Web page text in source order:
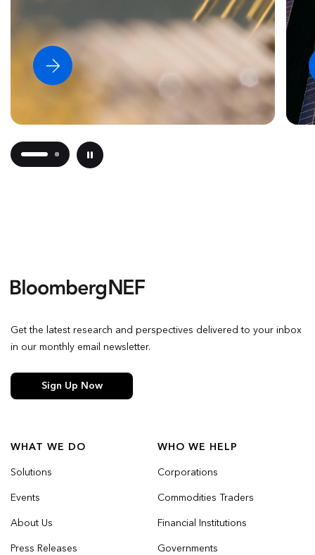
WHAT WE DO
Solutions
Events
About Us
Press Releases
WHO WE HELP
Corporations
Commodities Traders
Financial Institutions
Governments
Get the latest research and perspectives delivered to your inbox
in our monthly email newsletter.
Sign Up Now